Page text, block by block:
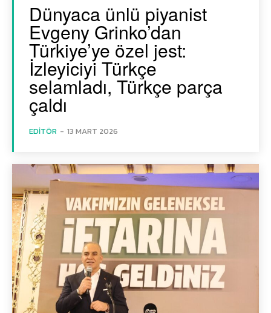
Dünyaca ünlü piyanist
Evgeny Grinko’dan
Türkiye’ye özel jest:
İzleyiciyi Türkçe
selamladı, Türkçe parça
çaldı
EDITÖR - 13 MART 2026